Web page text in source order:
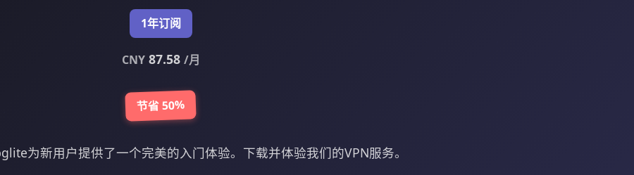
1年订阅
CNY87.58 /月
节省 50%
为新用户提供了一个完美的入门体验。下载并体验我们的VPN服务。